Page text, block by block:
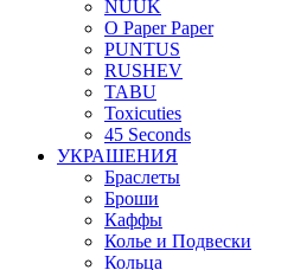
NUUK
O Paper Paper
PUNTUS
RUSHEV
TABU
Toxicuties
45 Seconds
УКРАШЕНИЯ
Браслеты
Броши
Каффы
Колье и Подвески
Кольца